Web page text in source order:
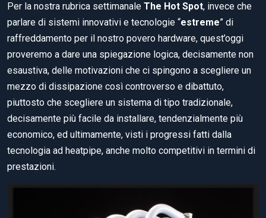
Per la nostra rubrica settimanale The Hot Spot, invece che
parlare di sistemi innovativi e tecnologie “estreme” di
raffreddamento per il nostro povero hardware, quest’oggi
proveremo a dare una spiegazione logica, decisamente non
esaustiva, delle motivazioni che ci spingono a scegliere un
mezzo di dissipazione così controverso e dibattuto,
piuttosto che scegliere un sistema di tipo tradizionale,
decisamente più facile da installare, tendenzialmente più
economico, ed ultimamente, visti i progressi fatti dalla
tecnologia ad heatpipe, anche molto competitivi in termini di
prestazioni.